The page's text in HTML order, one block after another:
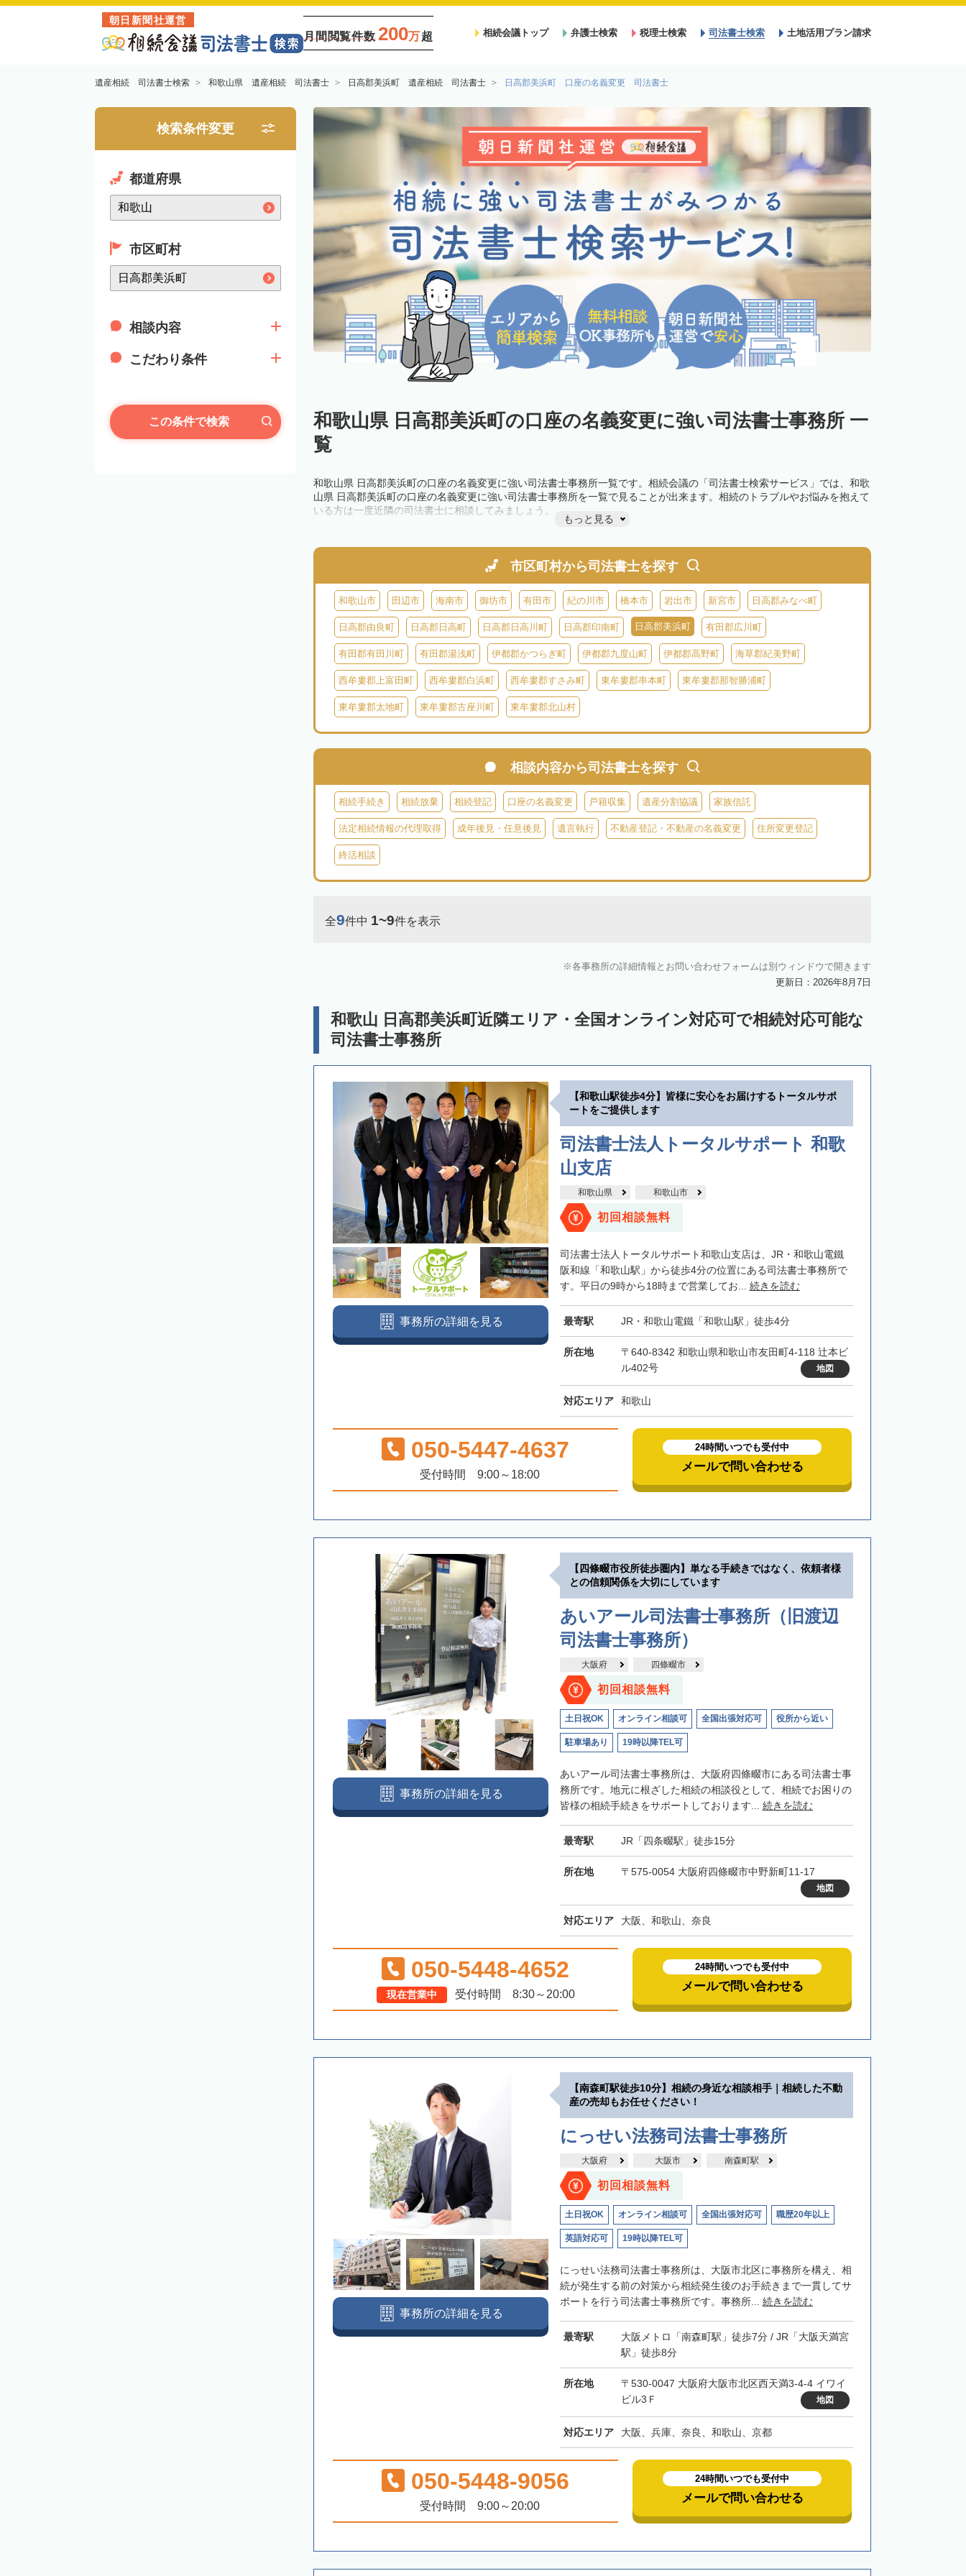
朝日新聞社運営
月間閲覧件数 200万超 相続会議トップ 弁護士検索 税理士検索 司法書士検索 土地活用プラン請求
遺産相続 司法書士検索 和歌山県 遺産相続 司法書士 日高郡美浜町 遺産相続 司法書士 日高郡美浜町 口座の名義変更 司法書士
検索条件変更
都道府県
市区町村
相談内容
こだわり条件
この条件で検索
和歌山県 日高郡美浜町の口座の名義変更に強い司法書士事務所 一
覧
和歌山県 日高郡美浜町の口座の名義変更に強い司法書士事務所一覧です。相続会議の「司法書士検索サービス」では、和歌
山県 日高郡美浜町の口座の名義変更に強い司法書士事務所を一覧で見ることが出来ます。相続のトラブルやお悩みを抱えて
いる方は一度近隣の司法書士に相談してみましょう。
もっと見る
市区町村から司法書士を探す
和歌山市 田辺市 海南市 御坊市 有田市 紀の川市 橋本市 岩出市 新宮市 日高郡みなべ町
日高郡由良町 日高郡日高町 日高郡日高川町 日高郡印南町 日高郡美浜町 有田郡広川町
有田郡有田川町 有田郡湯浅町 伊都郡かつらぎ町 伊都郡九度山町 伊都郡高野町 海草郡紀美野町
西牟婁郡上富田町 西牟婁郡白浜町 西牟婁郡すさみ町 東牟婁郡串本町 東牟婁郡那智勝浦町
東牟婁郡太地町 東牟婁郡古座川町 東牟婁郡北山村
相談内容から司法書士を探す
相続手続き 相続放棄 相続登記 口座の名義変更 戸籍収集 遺産分割協議 家族信託
法定相続情報の代理取得 成年後見・任意後見 遺言執行 不動産登記・不動産の名義変更 住所変更登記
終活相談
全9件中 1~9件を表示
各事務所の詳細情報とお問い合わせフォームは別ウィンドウで開きます
更新日：2026年8月7日
和歌山 日高郡美浜町近隣エリア・全国オンライン対応可で相続対応可能な
司法書士事務所
【和歌山駅徒歩4分】皆様に安心をお届けするトータルサポ
ートをご提供します
司法書士法人トータルサポート 和歌
山支店
和歌山県 和歌山市
初回相談無料
司法書士法人トータルサポート和歌山支店は、JR・和歌山電鐵
阪和線「和歌山駅」から徒歩4分の位置にある司法書士事務所で
す。平日の9時から18時まで営業してお... 続きを読む
最寄駅 JR・和歌山電鐵「和歌山駅」徒歩4分
所在地
〒640-8342 和歌山県和歌山市友田町4-118 辻本ビ
ル402号
地図
対応エリア 和歌山
事務所の詳細を見る
050-5447-4637
受付時間 9:00～18:00
24時間いつでも受付中
メールで問い合わせる
【四條畷市役所徒歩圏内】単なる手続きではなく、依頼者様
との信頼関係を大切にしています
あいアール司法書士事務所（旧渡辺
司法書士事務所）
大阪府 四條畷市
初回相談無料
土日祝OK オンライン相談可 全国出張対応可 役所から近い
駐車場あり 19時以降TEL可
あいアール司法書士事務所は、大阪府四條畷市にある司法書士事
務所です。地元に根ざした相続の相談役として、相続でお困りの
皆様の相続手続きをサポートしております... 続きを読む
最寄駅 JR「四条畷駅」徒歩15分
所在地 〒575-0054 大阪府四條畷市中野新町11-17
地図
対応エリア 大阪、和歌山、奈良
事務所の詳細を見る
050-5448-4652
現在営業中 受付時間 8:30～20:00
24時間いつでも受付中
メールで問い合わせる
【南森町駅徒歩10分】相続の身近な相談相手｜相続した不動
産の売却もお任せください！
にっせい法務司法書士事務所
大阪府 大阪市 南森町駅
初回相談無料
土日祝OK オンライン相談可 全国出張対応可 職歴20年以上
英語対応可 19時以降TEL可
にっせい法務司法書士事務所は、大阪市北区に事務所を構え、相
続が発生する前の対策から相続発生後のお手続きまで一貫してサ
ポートを行う司法書士事務所です。事務所... 続きを読む
最寄駅
大阪メトロ「南森町駅」徒歩7分 / JR「大阪天満宮
駅」徒歩8分
所在地
〒530-0047 大阪府大阪市北区西天満3-4-4 イワイ
ビル3Ｆ
地図
対応エリア 大阪、兵庫、奈良、和歌山、京都
事務所の詳細を見る
050-5448-9056
受付時間 9:00～20:00
24時間いつでも受付中
メールで問い合わせる